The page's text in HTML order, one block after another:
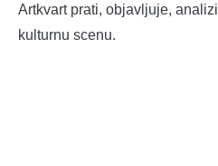
Artkvart prati, objavljuje,
kulturnu scenu.